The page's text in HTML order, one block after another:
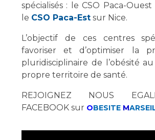
Handi 13
Pôle Médecine Physique et
Accueil sourds et malentendants
Charte Romain Jacob
Mouvement Parcours Handicap 13
Activité physique
Adresser un patient
Réseaux de soins
Médicale
Radiologie / Imagerie
spécialisés : le CSO Paca-
le CSO Paca-Est sur Nice.
L’objectif de ces centres
favoriser et d’optimiser la
pluridisciplinaire de l’obésité
propre territoire de santé.
REJOIGNEZ NOUS
FACEBOOK sur OBESITE M